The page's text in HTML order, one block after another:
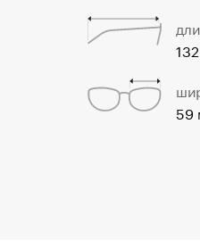
59